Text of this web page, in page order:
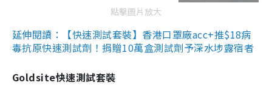
點擊圖片放大
延伸閱讀：【快速測試套裝】香港口罩廠acc+推$18病
毒抗原快速測試劑！捐贈10萬盒測試劑予深水埗露宿者
Goldsite快速測試套裝